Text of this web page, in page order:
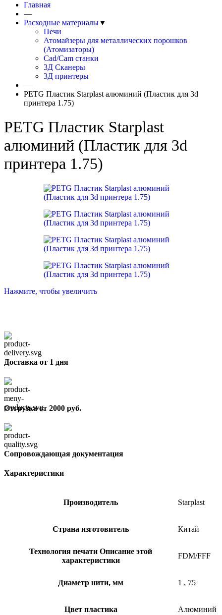
Главная
—
Расходные материалы▼
Печи
Атомайзеры для металлических порошков
(Атомизаторы)
Cad/Cam станки
3Д Сканеры
3Д принтеры
—
PETG Пластик Starplast алюминий (Пластик для 3d
принтера 1.75)
PETG Пластик Starplast
алюминий (Пластик для 3d
принтера 1.75)
Нажмите, чтобы увеличить
Доставка от 1 дня
Отгрузка от 2000 руб.
Сопровождающая документация
Характеристики
Производитель Starplast
Страна изготовитель Китай
Технология печати Описание этой
характеристики
FDM/FFF
Диаметр нити, мм 1 , 75
Цвет пластика Алюминий